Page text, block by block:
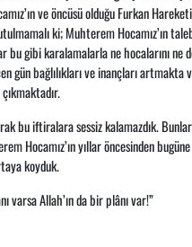
ve öncüsü olduğu Furkan
ki; Muhterem Hocamız’ın
bu gibi karalamalarla ne hocalarını ne
gün bağlılıkları ve inançları artmakta
bu iftiralara sessiz kalamazdık.
Hocamız’ın yıllar öncesinden
koyduk.
varsa Allah’ın da bir plânı var!”